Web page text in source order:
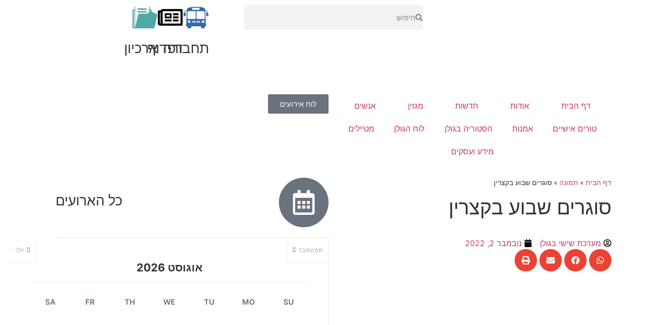
תחבורה
דפדוףארכיון
דף הבית אודות חדשות מגזין אנשים
טורים אישיים אמנות הסטוריה בגולן לוח הגולן מטיילים
מידע ועסקים
לוח אירועים
דף הבית » תמונה » סוגרים שבוע בקצרין
סוגרים שבוע בקצרין
מערכת שישי בגולן נובמבר 2, 2022
כל הארועים
יולי
אוגוסט 2026
ספטמבר
SU
MO
TU
WE
TH
FR
SA